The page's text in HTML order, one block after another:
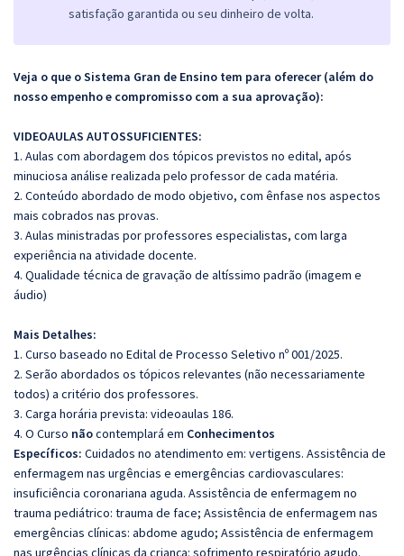
satisfação garantida ou seu dinheiro de volta.
Veja o que o Sistema Gran de Ensino tem para oferecer (além do
nosso empenho e compromisso com a sua aprovação):
VIDEOAULAS AUTOSSUFICIENTES:
1. Aulas com abordagem dos tópicos previstos no edital, após
minuciosa análise realizada pelo professor de cada matéria.
2. Conteúdo abordado de modo objetivo, com ênfase nos aspectos
mais cobrados nas provas.
3. Aulas ministradas por professores especialistas, com larga
experiência na atividade docente.
4. Qualidade técnica de gravação de altíssimo padrão (imagem e
áudio)
Mais Detalhes:
1. Curso baseado no Edital de Processo Seletivo nº 001/2025.
2. Serão abordados os tópicos relevantes (não necessariamente
todos) a critério dos professores.
3. Carga horária prevista: videoaulas 186.
4. O Curso nãocontemplará em Conhecimentos
Específicos: Cuidados no atendimento em: vertigens. Assistência de
enfermagem nas urgências e emergências cardiovasculares:
insuficiência coronariana aguda. Assistência de enfermagem no
trauma pediátrico: trauma de face; Assistência de enfermagem nas
emergências clínicas: abdome agudo; Assistência de enfermagem
nas urgências clínicas da criança: sofrimento respiratório agudo.